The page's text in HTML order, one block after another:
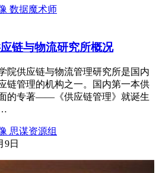
数据魔术师
链与物流研究所概况
院供应链与物流管理研究所是国内
链管理的机构之一。国内第一本供
的专著——《供应链管理》就诞生
思谋资源组
9日